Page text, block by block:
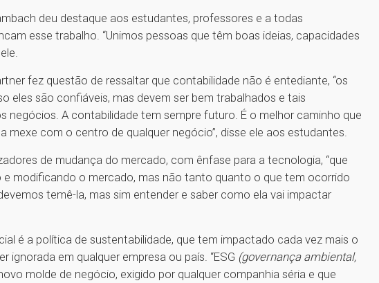
deu destaque aos estudantes, professores e a todas
esse trabalho. “Unimos pessoas que têm boas ideias, capacidades
fez questão de ressaltar que contabilidade não é entediante, “os
eles são confiáveis, mas devem ser bem trabalhados e tais
negócios. A contabilidade tem sempre futuro. É o melhor caminho que
mexe com o centro de qualquer negócio”, disse ele aos estudantes.
de mudança do mercado, com ênfase para a tecnologia, “que
e modificando o mercado, mas não tanto quanto o que tem ocorrido
temê-la, mas sim entender e saber como ela vai impactar
é a política de sustentabilidade, que tem impactado cada vez mais o
ignorada em qualquer empresa ou país. “ESG (governança ambiental,
molde de negócio, exigido por qualquer companhia séria e que